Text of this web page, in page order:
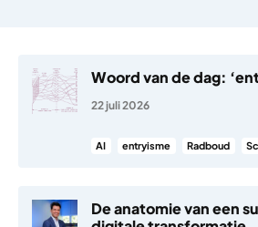
Woord van de dag:
22 juli 2026
AI entryisme Radboud
De anatomie van een